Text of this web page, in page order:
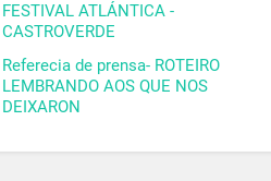
FESTIVAL ATLÁNTICA -
CASTROVERDE
Referecia de prensa- ROTEIRO
LEMBRANDO AOS QUE NOS
DEIXARON